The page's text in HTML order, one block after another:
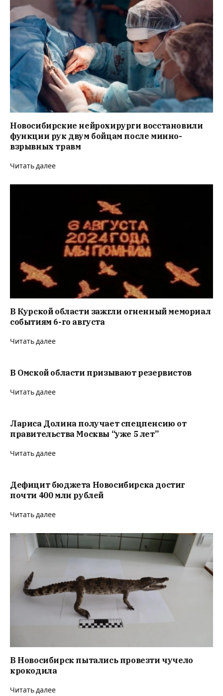
Новосибирские нейрохирурги восстановили
функции рук двум бойцам после минно-
взрывных травм
Читать далее
В Курской области зажгли огненный мемориал
событиям 6-го августа
Читать далее
В Омской области призывают резервистов
Читать далее
Лариса Долина получает спецпенсию от
правительства Москвы “уже 5 лет”
Читать далее
Дефицит бюджета Новосибирска достиг
почти 400 млн рублей
Читать далее
В Новосибирск пытались провезти чучело
крокодила
Читать далее